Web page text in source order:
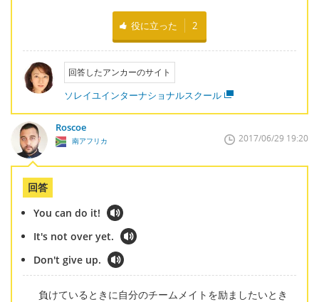
役に立った 2
回答したアンカーのサイト
ソレイユインターナショナルスクール
Roscoe
南アフリカ 2017/06/29 19:20
回答
You can do it!
It's not over yet.
Don't give up.
負けているときに自分のチームメイトを励ましたいとき